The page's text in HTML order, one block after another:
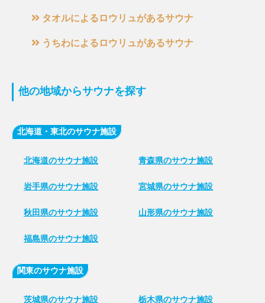
タオルによるロウリュがあるサウナ
うちわによるロウリュがあるサウナ
他の地域からサウナを探す
北海道・東北のサウナ施設
北海道のサウナ施設 青森県のサウナ施設
岩手県のサウナ施設 宮城県のサウナ施設
秋田県のサウナ施設 山形県のサウナ施設
福島県のサウナ施設
関東のサウナ施設
茨城県のサウナ施設 栃木県のサウナ施設